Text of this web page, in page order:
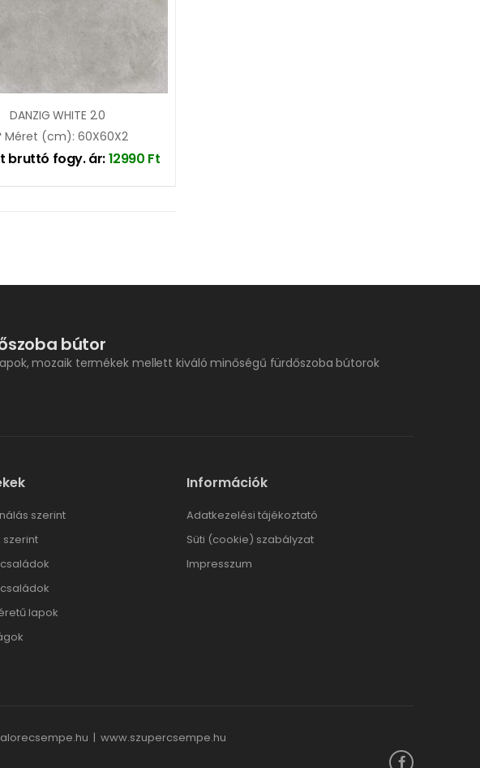
DANZIG WHITE 2.0
Méret (cm): 60X60X2
bruttó fogy. ár:12990 Ft
bútor
mozaik termékek mellett kiváló minőségű fürdőszoba bútorok
szerint
szerint
lapok
Információk
Adatkezelési tájékoztató
Süti (cookie) szabályzat
Impresszum
| www.szupercsempe.hu